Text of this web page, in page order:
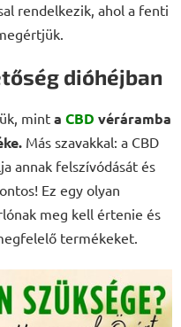
rendelkezik, ahol a fenti
dióhéjban
mint a CBD véráramba
Más szavakkal: a CBD
annak felszívódását és
Ez egy olyan
meg kell értenie és
termékeket.